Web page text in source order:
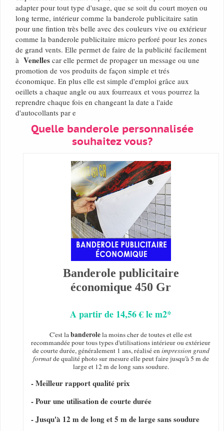
adapter pour tout type d'usage, que se soit du court moyen ou
long terme, intérieur comme la banderole publicitaire satin
pour une fintion très belle avec des couleurs vive ou extérieur
comme la banderole publicitaire micro perforé pour les zones
de grand vents. Elle permet de faire de la publicité facilement
à Venelles car elle permet de propager un message ou une
promotion de vos produits de façon simple et trés
économique. En plus elle est simple d'emploi grâce aux
oeillets a chaque angle ou aux fourreaux et vous pourrez la
reprendre chaque fois en changeant la date a l'aide
d'autocollants par e
Quelle banderole personnalisée
souhaitez vous?
Banderole publicitaire
économique 450 Gr
A partir de 14,56 € le m2*
C'est labanderolela moins cher de toutes et elle est
recommandée pour tous types d'utilisations intérieur ou extérieur
de courte durée, généralement 1 ans, réalisé enimpression grand
formatde qualité photo sur mesure elle peut faire jusqu'à 5 m de
large et 12 m de long sans soudure.
- Meilleur rapport qualité prix
- Pour une utilisation de courte durée
- Jusqu'à 12 m de long et 5 m de large sans soudure